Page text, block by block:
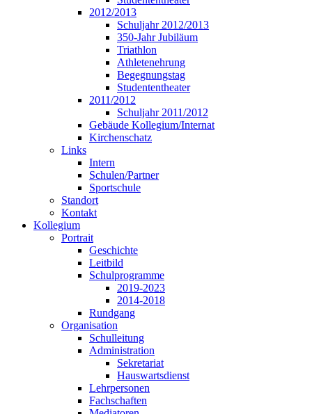
2012/2013
Schuljahr 2012/2013
350-Jahr Jubiläum
Triathlon
Athletenehrung
Begegnungstag
Studententheater
2011/2012
Schuljahr 2011/2012
Gebäude Kollegium/Internat
Kirchenschatz
Links
Intern
Schulen/Partner
Sportschule
Standort
Kontakt
Kollegium
Portrait
Geschichte
Leitbild
Schulprogramme
2019-2023
2014-2018
Rundgang
Organisation
Schulleitung
Administration
Sekretariat
Hauswartsdienst
Lehrpersonen
Fachschaften